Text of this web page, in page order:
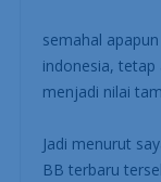
semahal
indonesia, tetap
menjadi nilai
Jadi menurut
BB terbaru